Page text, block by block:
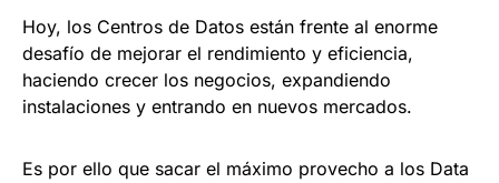
Hoy, los Centros de Datos están frente al enorme
desafío de mejorar el rendimiento y eficiencia,
haciendo crecer los negocios, expandiendo
instalaciones y entrando en nuevos mercados.
Es por ello que sacar el máximo provecho a los Data